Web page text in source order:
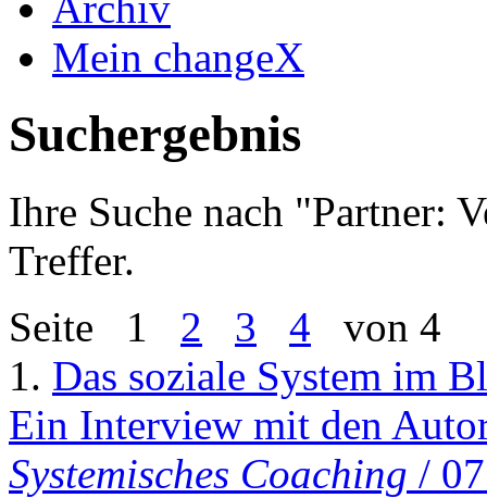
Mein changeX
Suchergebnis
Ihre Suche nach "Partner:
Treffer.
Seite 1 2 3 4 von 4
1. Das soziale System im
Ein Interview mit den
Systemisches Coaching /